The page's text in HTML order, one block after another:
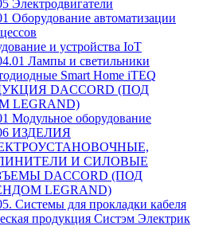
Электродвигатели
Оборудование автоматизации
и устройства IoT
Лампы и светильники
Smart Home iTEQ
DACCORD (ПОД
LEGRAND)
Модульное оборудование
ИЗДЕЛИЯ
И СИЛОВЫЕ
DACCORD (ПОД
LEGRAND)
Системы для прокладки кабеля
продукция Систэм Электрик